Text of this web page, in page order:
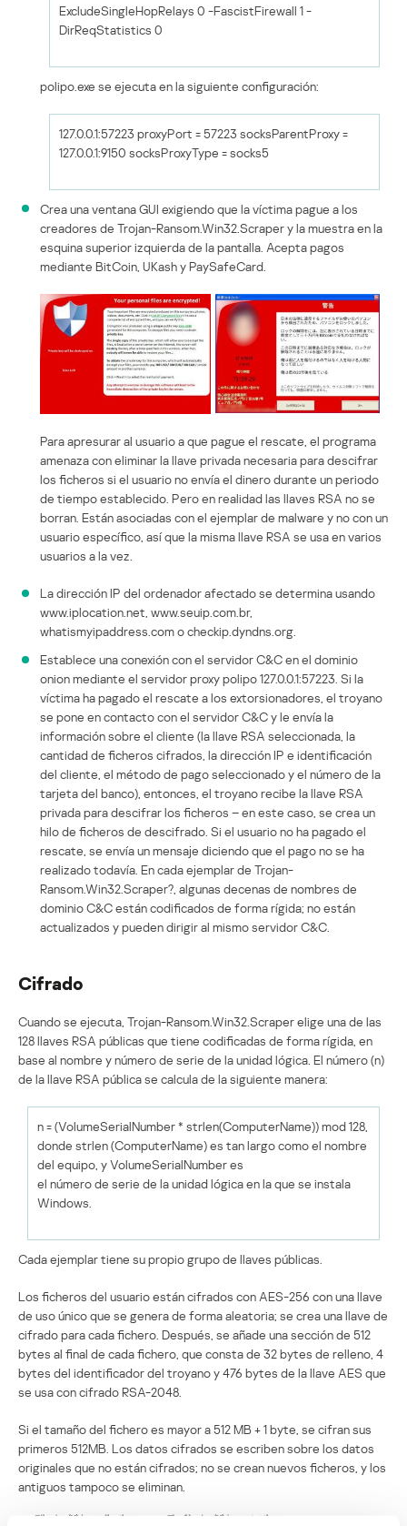
ExcludeSingleHopRelays 0 -FascistFirewall 1 -
DirReqStatistics 0
polipo.exe se ejecuta en la siguiente configuración:
127.0.0.1:57223 proxyPort = 57223 socksParentProxy =
127.0.0.1:9150 socksProxyType = socks5
Crea una ventana GUI exigiendo que la víctima pague a los
creadores de Trojan-Ransom.Win32.Scraper y la muestra en la
esquina superior izquierda de la pantalla. Acepta pagos
mediante BitCoin, UKash y PaySafeCard.
Para apresurar al usuario a que pague el rescate, el programa
amenaza con eliminar la llave privada necesaria para descifrar
los ficheros si el usuario no envía el dinero durante un periodo
de tiempo establecido. Pero en realidad las llaves RSA no se
borran. Están asociadas con el ejemplar de malware y no con un
usuario específico, así que la misma llave RSA se usa en varios
usuarios a la vez.
La dirección IP del ordenador afectado se determina usando
www.iplocation.net, www.seuip.com.br,
whatismyipaddress.com o checkip.dyndns.org.
Establece una conexión con el servidor C&C en el dominio
onion mediante el servidor proxy polipo 127.0.0.1:57223. Si la
víctima ha pagado el rescate a los extorsionadores, el troyano
se pone en contacto con el servidor C&C y le envía la
información sobre el cliente (la llave RSA seleccionada, la
cantidad de ficheros cifrados, la dirección IP e identificación
del cliente, el método de pago seleccionado y el número de la
tarjeta del banco), entonces, el troyano recibe la llave RSA
privada para descifrar los ficheros – en este caso, se crea un
hilo de ficheros de descifrado. Si el usuario no ha pagado el
rescate, se envía un mensaje diciendo que el pago no se ha
realizado todavía. En cada ejemplar de Trojan-
Ransom.Win32.Scraper?, algunas decenas de nombres de
dominio C&C están codificados de forma rígida; no están
actualizados y pueden dirigir al mismo servidor C&C.
Cifrado
Cuando se ejecuta, Trojan-Ransom.Win32.Scraper elige una de las
128 llaves RSA públicas que tiene codificadas de forma rígida, en
base al nombre y número de serie de la unidad lógica. El número (n)
de la llave RSA pública se calcula de la siguiente manera:
n = (VolumeSerialNumber * strlen(ComputerName)) mod 128,
donde strlen (ComputerName) es tan largo como el nombre
del equipo, y VolumeSerialNumber es
el número de serie de la unidad lógica en la que se instala
Windows.
Cada ejemplar tiene su propio grupo de llaves públicas.
Los ficheros del usuario están cifrados con AES-256 con una llave
de uso único que se genera de forma aleatoria; se crea una llave de
cifrado para cada fichero. Después, se añade una sección de 512
bytes al final de cada fichero, que consta de 32 bytes de relleno, 4
bytes del identificador del troyano y 476 bytes de la llave AES que
se usa con cifrado RSA-2048.
Si el tamaño del fichero es mayor a 512 MB + 1 byte, se cifran sus
primeros 512MB. Los datos cifrados se escriben sobre los datos
originales que no están cifrados; no se crean nuevos ficheros, y los
antiguos tampoco se eliminan.